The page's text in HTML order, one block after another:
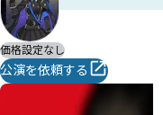
価格設定なし
公演を依頼する